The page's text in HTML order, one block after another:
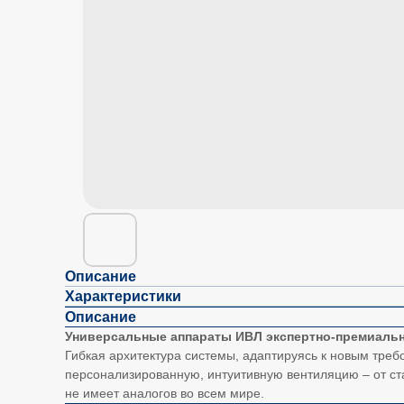
Описание
Характеристики
Описание
Универсальные аппараты ИВЛ экспертно-
Гибкая архитектура системы, адаптируясь к новым
персонализированную, интуитивную вентиляцию – от
не имеет аналогов во всем мире.